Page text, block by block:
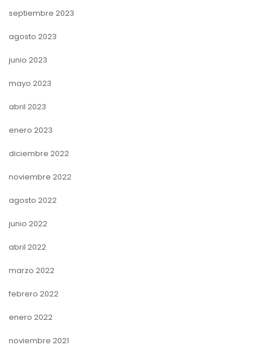
septiembre 2023
agosto 2023
junio 2023
mayo 2023
abril 2023
enero 2023
diciembre 2022
noviembre 2022
agosto 2022
junio 2022
abril 2022
marzo 2022
febrero 2022
enero 2022
noviembre 2021